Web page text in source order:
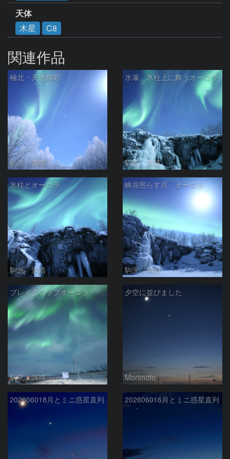
天体
木星
C8
関連作品
極北・天地輝彩
駒沢 満晴
氷瀑、氷柱上に舞うオーロラ
駒沢 満晴
氷柱とオーロラ
駒沢 満晴
峡谷照らす月、オーロラ
駒沢 満晴
ブレイクアップオーロラ
駒沢 満晴
夕空に並びました
Morimoto
202606018月とミニ惑星直列 202606016月とミニ惑星直列